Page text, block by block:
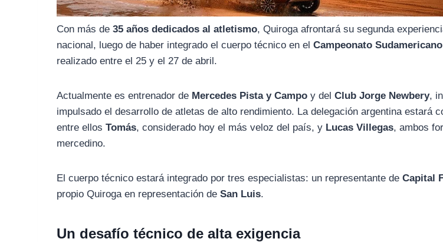
Con más de35 años dedicados al atletismo, Quiroga afrontará su segunda
nacional, luego de haber integrado el cuerpo técnico en elCampeonato
realizado entre el 25 y el 27 de abril.
Actualmente es entrenador de Mercedes Pista y Campo y delClub Jorge Newbery,
impulsado el desarrollo de atletas de alto rendimiento. La delegación argentina estará
entre ellosTomás, considerado hoy el más veloz del país, y Lucas Villegas, ambos
mercedino.
El cuerpo técnico estará integrado por tres especialistas: un representante deCapital
propio Quiroga en representación deSan Luis.
Un desafío técnico de alta exigencia